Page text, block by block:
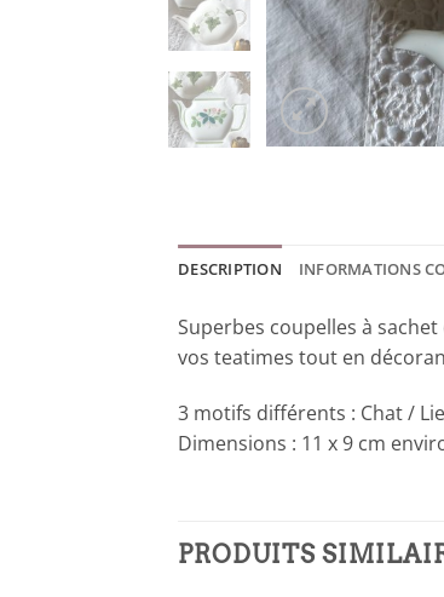
DESCRIPTION INFORMATIONS
Superbes coupelles à
vos teatimes tout en
3 motifs différents : Chat /
Dimensions : 11 x 9 cm
PRODUITS